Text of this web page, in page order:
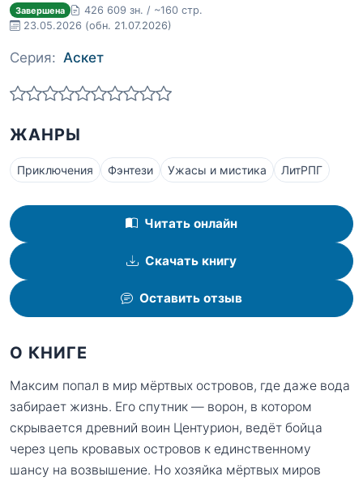
Завершена
426 609 зн. / ~160 стр.
23.05.2026 (обн. 21.07.2026)
Серия: Аскет
ЖАНРЫ
Приключения Фэнтези Ужасы и мистика ЛитРПГ
Читать онлайн
Скачать книгу
Оставить отзыв
О КНИГЕ
Максим попал в мир мёртвых островов, где даже вода
забирает жизнь. Его спутник — ворон, в котором
скрывается древний воин Центурион, ведёт бойца
через цепь кровавых островов к единственному
шансу на возвышение. Но хозяйка мёртвых миров